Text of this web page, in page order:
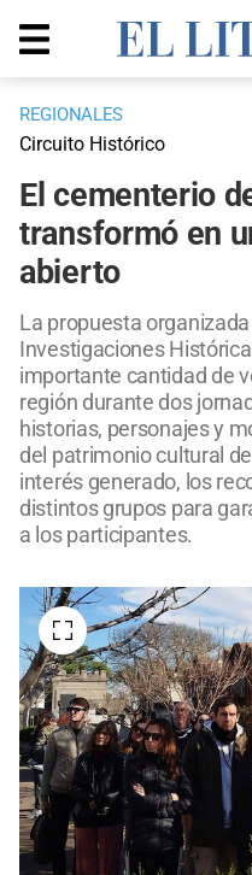
REGIONALES
Circuito Histórico
El cementerio
transformó en
abierto
La propuesta
Investigaciones
importante cantidad de
región durante dos
historias, personajes y
del patrimonio cultural
interés generado, los
distintos grupos para
a los participantes.